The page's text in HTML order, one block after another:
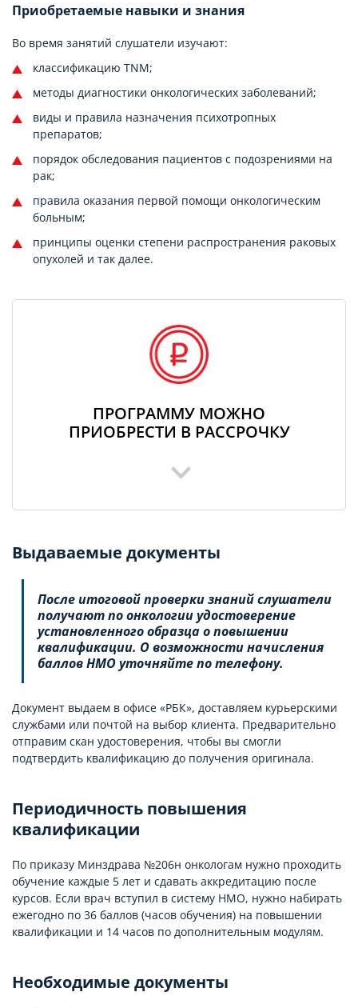
Приобретаемые навыки и знания
Во время занятий слушатели изучают:
классификацию TNM;
методы диагностики онкологических заболеваний;
виды и правила назначения психотропных
препаратов;
порядок обследования пациентов с подозрениями на
рак;
правила оказания первой помощи онкологическим
больным;
принципы оценки степени распространения раковых
опухолей и так далее.
ПРОГРАММУ МОЖНО
ПРИОБРЕСТИ В РАССРОЧКУ
Выдаваемые документы
После итоговой проверки знаний слушатели
получают по онкологии удостоверение
установленного образца о повышении
квалификации. О возможности начисления
баллов НМО уточняйте по телефону.
Документ выдаем в офисе «РБК», доставляем курьерскими
службами или почтой на выбор клиента. Предварительно
отправим скан удостоверения, чтобы вы смогли
подтвердить квалификацию до получения оригинала.
Периодичность повышения
квалификации
По приказу Минздрава №206н онкологам нужно проходить
обучение каждые 5 лет и сдавать аккредитацию после
курсов. Если врач вступил в систему НМО, нужно набирать
ежегодно по 36 баллов (часов обучения) на повышении
квалификации и 14 часов по дополнительным модулям.
Необходимые документы